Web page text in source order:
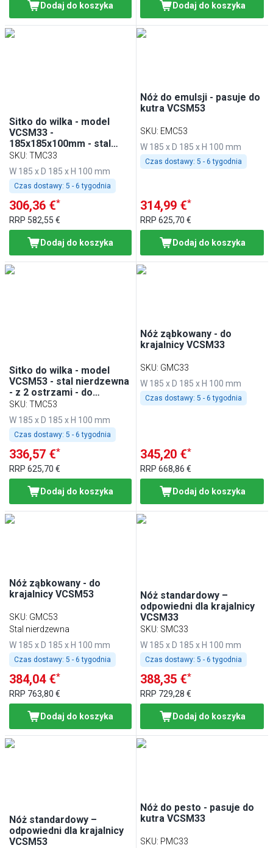
Dodaj do koszyka Dodaj do koszyka
Sitko do wilka - model
VCSM33 -
185x185x100mm - stal
nierdzewna - z 2 ostrzami
- do zagniatania ciasta
SKU: TMC33
W 185 x D 185 x H 100 mm
Czas dostawy: 5 - 6 tygodnia
306,36 €*
RRP 582,55 €
Dodaj do koszyka
Nóż do emulsji - pasuje do
kutra VCSM53
SKU: EMC53
W 185 x D 185 x H 100 mm
Czas dostawy: 5 - 6 tygodnia
314,99 €*
RRP625,70 €
Dodaj do koszyka
Sitko do wilka - model
VCSM53 - stal nierdzewna
- z 2 ostrzami - do
wyrabiania ciasta -
kompatybilny z
Szatkownica VCSM53
SKU: TMC53
W 185 x D 185 x H 100 mm
Czas dostawy: 5 - 6 tygodnia
336,57 €*
RRP 625,70 €
Dodaj do koszyka
Nóż ząbkowany - do
krajalnicy VCSM33
SKU: GMC33
W 185 x D 185 x H 100 mm
Czas dostawy: 5 - 6 tygodnia
345,20 €*
RRP668,86 €
Dodaj do koszyka
Nóż ząbkowany - do
krajalnicy VCSM53
SKU: GMC53
Stal nierdzewna
W 185 x D 185 x H 100 mm
Czas dostawy: 5 - 6 tygodnia
384,04 €*
RRP 763,80 €
Dodaj do koszyka
Nóż standardowy –
odpowiedni dla krajalnicy
VCSM33
SKU: SMC33
W 185 x D 185 x H 100 mm
Czas dostawy: 5 - 6 tygodnia
388,35 €*
RRP 729,28 €
Dodaj do koszyka
Nóż standardowy –
odpowiedni dla krajalnicy
VCSM53
Nóż do pesto - pasuje do
kutra VCSM33
SKU: PMC33